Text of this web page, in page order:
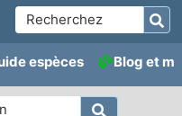
espèces Blog et